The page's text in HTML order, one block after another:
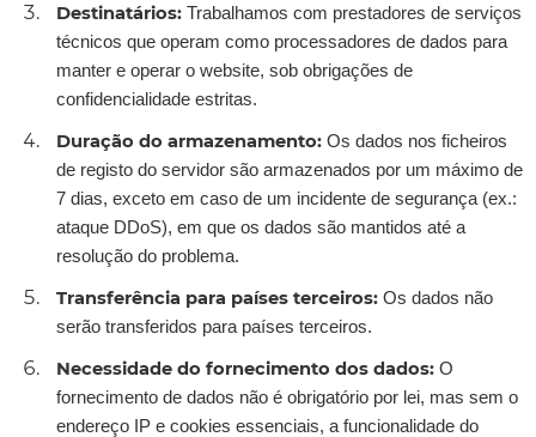
Destinatários: Trabalhamos com prestadores de serviços
técnicos que operam como processadores de dados para
manter e operar o website, sob obrigações de
confidencialidade estritas.
Duração do armazenamento: Os dados nos ficheiros
de registo do servidor são armazenados por um máximo de
7 dias, exceto em caso de um incidente de segurança (ex.:
ataque DDoS), em que os dados são mantidos até a
resolução do problema.
Transferência para países terceiros: Os dados não
serão transferidos para países terceiros.
Necessidade do fornecimento dos dados: O
fornecimento de dados não é obrigatório por lei, mas sem o
endereço IP e cookies essenciais, a funcionalidade do